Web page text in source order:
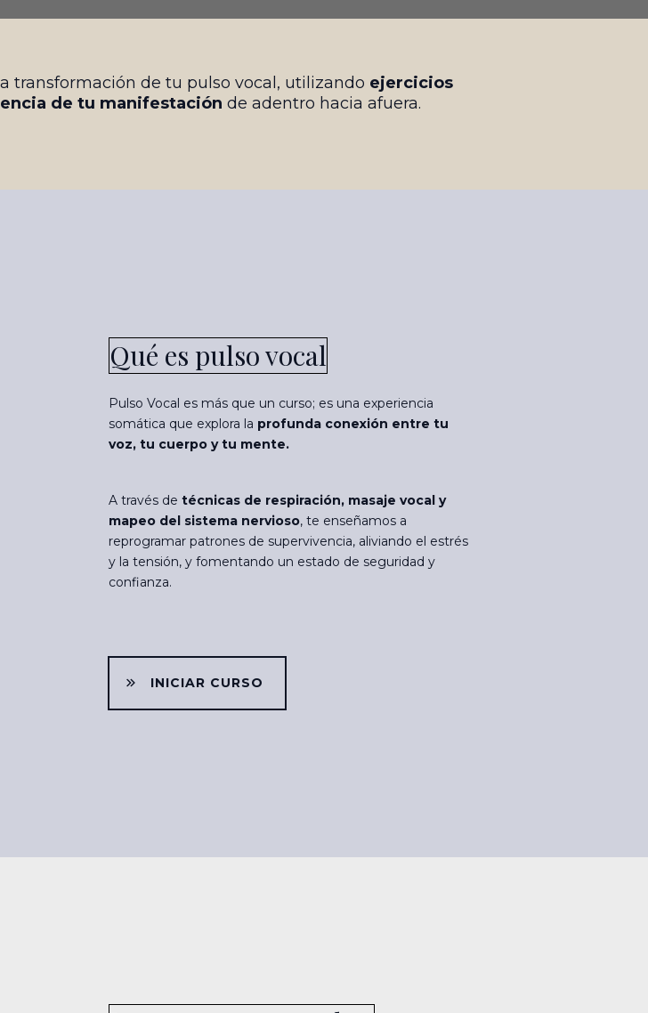
transformación de tu pulso vocal, utilizando ejercicios
de tu manifestación de adentro hacia afuera.
Qué es pulso vocal
Pulso Vocal es más que un curso; es una experiencia
somática que explora la profunda conexión entre tu
voz, tu cuerpo y tu mente.
A través de técnicas de respiración, masaje vocal y
mapeo del sistema nervioso, te enseñamos a
reprogramar patrones de supervivencia, aliviando el estrés
y la tensión, y fomentando un estado de seguridad y
confianza.
INICIAR CURSO